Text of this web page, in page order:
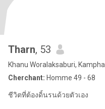
Tharn, 53
Khanu Woralaksaburi,
Cherchant: Homme 49 - 68
ชีวิตที่ต้องดิ้นรนด้วยตัวเอง